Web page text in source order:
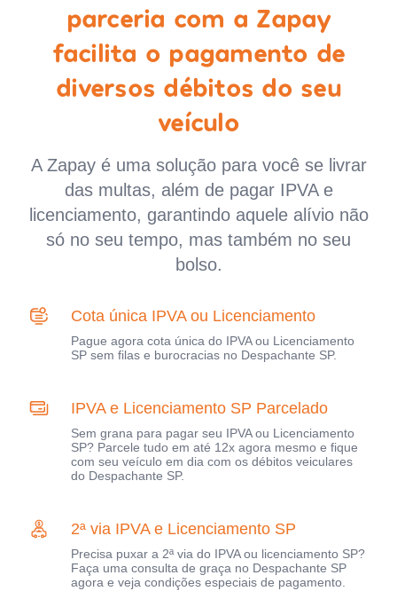
parceria com a Zapay
facilita o pagamento de
diversos débitos do seu
veículo
A Zapay é uma solução para você se livrar
das multas, além de pagar IPVA e
licenciamento, garantindo aquele alívio não
só no seu tempo, mas também no seu
bolso.
Cota única IPVA ou Licenciamento
Pague agora cota única do IPVA ou Licenciamento
SP sem filas e burocracias no Despachante SP.
IPVA e Licenciamento SP Parcelado
Sem grana para pagar seu IPVA ou Licenciamento
SP? Parcele tudo em até 12x agora mesmo e fique
com seu veículo em dia com os débitos veiculares
do Despachante SP.
2ª via IPVA e Licenciamento SP
Precisa puxar a 2ª via do IPVA ou licenciamento SP?
Faça uma consulta de graça no Despachante SP
agora e veja condições especiais de pagamento.